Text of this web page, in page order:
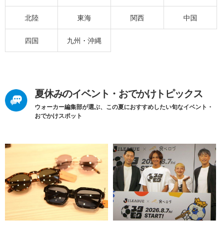
北陸 東海 関西 中国
四国 九州・沖縄
夏休みのイベント・おでかけトピックス
ウォーカー編集部が選ぶ、この夏におすすめしたい旬なイベント・
おでかけスポット